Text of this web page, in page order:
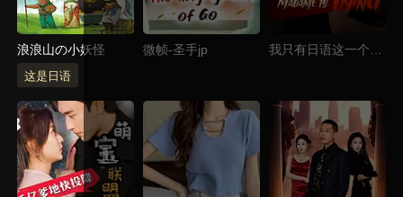
浪浪山の小妖怪
这是日语
微帧-圣手jp
我只有日语这一个语